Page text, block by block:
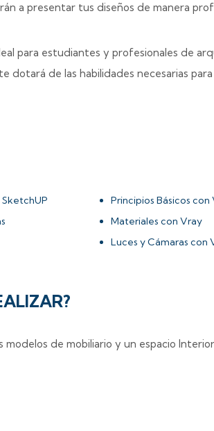
a presentar tus diseños de manera
para estudiantes y profesionales de
dotará de las habilidades necesarias
Principios Básicos con
Materiales con Vray
Luces y Cámaras con
modelos de mobiliario y un espacio